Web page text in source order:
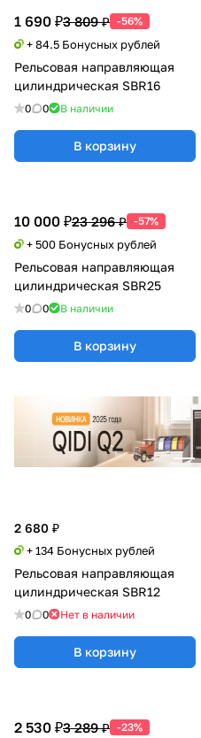
1 690 ₽3 809 ₽ -56%
+ 84.5 Бонусных рублей
Рельсовая направляющая
цилиндрическая SBR16
0 0 В наличии
В корзину
10 000 ₽23 296 ₽ -57%
+ 500 Бонусных рублей
Рельсовая направляющая
цилиндрическая SBR25
0 0 В наличии
В корзину
2 680 ₽
+ 134 Бонусных рублей
Рельсовая направляющая
цилиндрическая SBR12
0 0 Нет в наличии
В корзину
2 530 ₽3 289 ₽ -23%